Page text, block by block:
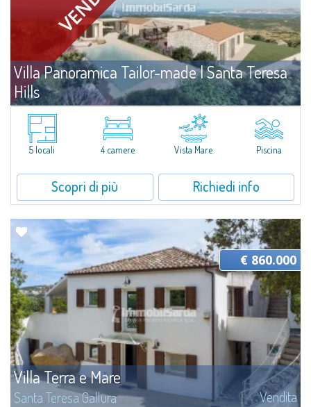
Villa Panoramica Tailor-made | Santa Teresa
Hills
Santa Teresa Gallura Vendita
Prestigiosa villa padronale in vendita con progetto già approvato, in un
vasto lotto di terreno sulle affascinanti colline dell'entroterra di Santa
Teresa, un luogo di privacy, tranquillità e relax che gode di una...
5 locali 4 camere Vista Mare Piscina
Scopri di più Richiedi info
Villa Terra e Mare
Santa Teresa Gallura Vendita
€ 860.000